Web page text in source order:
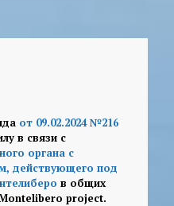
от 09.02.2024 №216
в связи с
органа с
действующего под
в общих
project.